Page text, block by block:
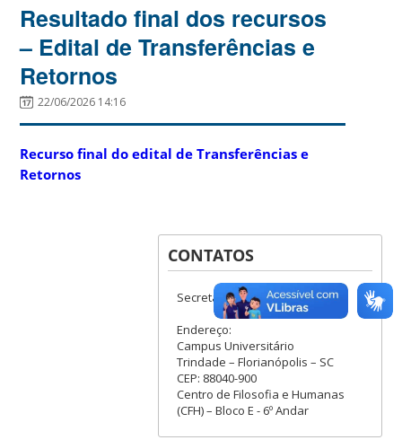
Resultado final dos recursos
– Edital de Transferências e
Retornos
22/06/2026 14:16
Recurso final do edital de Transferências e
Retornos
CONTATOS
Secretaria do Curso
Endereço:
Campus Universitário
Trindade – Florianópolis – SC
CEP: 88040-900
Centro de Filosofia e Humanas
(CFH) – Bloco E - 6º Andar